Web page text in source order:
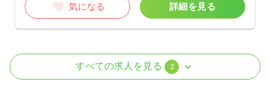
気になる 詳細を見る
介護・福祉系正看護師
すべての求人を見る 2